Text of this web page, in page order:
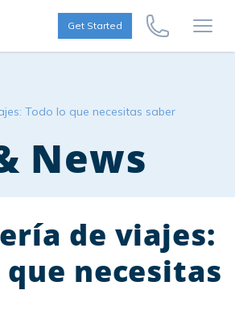
Get Started
Call Us Now
Todo lo que necesitas saber
News
de viajes:
que necesitas